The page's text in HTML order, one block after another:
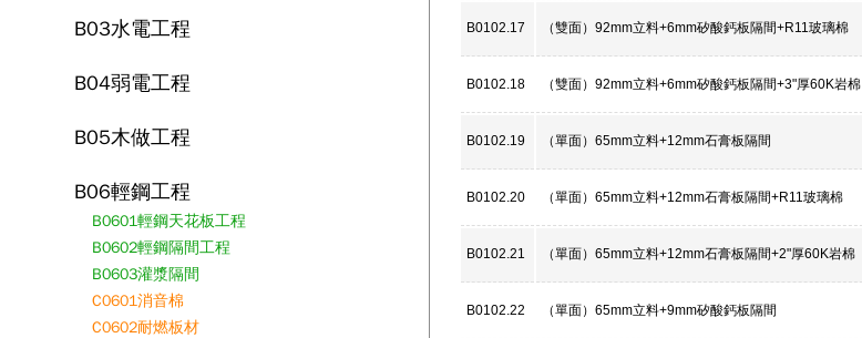
B03水電工程
B04弱電工程
B05木做工程
B06輕鋼工程
B0601輕鋼天花板工程
B0602輕鋼隔間工程
B0603灌漿隔間
C0601消音棉
C0602耐燃板材
B0102.17 （雙面）92mm立料+6mm矽酸鈣板隔間+R11玻璃棉
B0102.18 （雙面）92mm立料+6mm矽酸鈣板隔間+3"厚60K岩棉
B0102.19 （單面）65mm立料+12mm石膏板隔間
B0102.20 （單面）65mm立料+12mm石膏板隔間+R11玻璃棉
B0102.21 （單面）65mm立料+12mm石膏板隔間+2"厚60K岩棉
B0102.22 （單面）65mm立料+9mm矽酸鈣板隔間